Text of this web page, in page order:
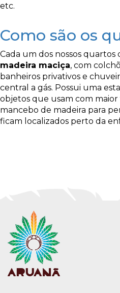
etc.
Como são os
Cada um dos nossos quartos
madeira maciça, com
banheiros privativos e
central a gás. Possui uma
objetos que usam com
mancebo de madeira para
ficam localizados perto da